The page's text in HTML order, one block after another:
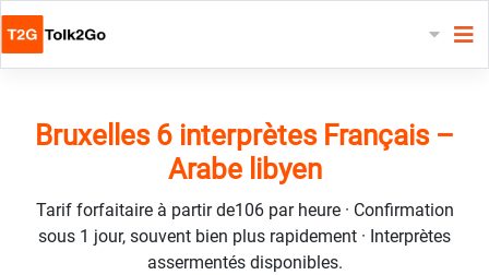
Bruxelles 6 interprètes Français –
Arabe libyen
Tarif forfaitaire à partir de106 par heure · Confirmation
sous 1 jour, souvent bien plus rapidement · Interprètes
assermentés disponibles.